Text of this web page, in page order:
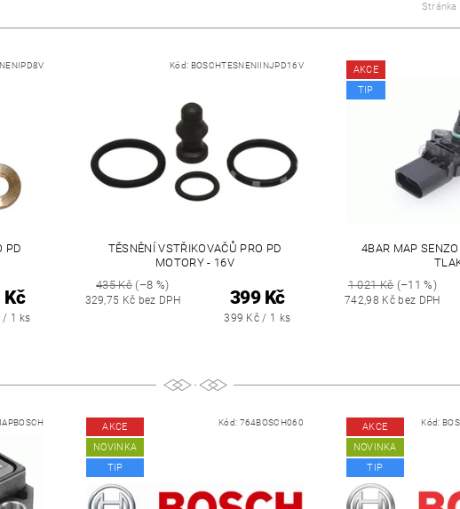
Stránka
PD
Kč
/ 1 ks
Kód: BOSCHTESNENIINJPD16V
TĚSNĚNÍ VSTŘIKOVAČŮ PRO PD
MOTORY - 16V
435 Kč (–8 %)
329,75 Kč bez DPH 399 Kč
399 Kč / 1 ks
AKCE
TIP
4BAR MAP
1 021 Kč(–11 %)
742,98 Kč bez DPH
AKCE
NOVINKA
TIP
Kód: 764BOSCH060
AKCE
NOVINKA
TIP
Kód: